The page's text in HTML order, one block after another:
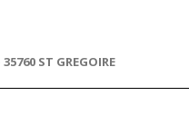
ST GREGOIRE